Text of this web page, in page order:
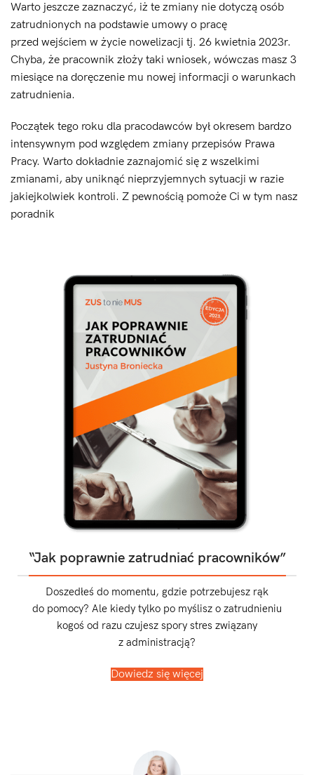
Warto jeszcze zaznaczyć, iż te zmiany nie dotyczą osób
zatrudnionych na podstawie umowy o pracę
przed wejściem w życie nowelizacji tj. 26 kwietnia 2023r.
Chyba, że pracownik złoży taki wniosek, wówczas masz 3
miesiące na doręczenie mu nowej informacji o warunkach
zatrudnienia.
Początek tego roku dla pracodawców był okresem bardzo
intensywnym pod względem zmiany przepisów Prawa
Pracy. Warto dokładnie zaznajomić się z wszelkimi
zmianami, aby uniknąć nieprzyjemnych sytuacji w razie
jakiejkolwiek kontroli. Z pewnością pomoże Ci w tym nasz
poradnik
“Jak poprawnie zatrudniać pracowników”
Doszedłeś do momentu, gdzie potrzebujesz rąk
do pomocy? Ale kiedy tylko po myślisz o zatrudnieniu
kogoś od razu czujesz spory stres związany
z administracją?
Dowiedz się więcej